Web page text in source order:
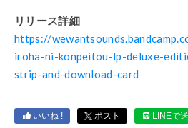
リリース詳細
https://
iroha-ni-konpeitou-lp-deluxe-
strip-and-download-card
いいね ! ポスト LINEで